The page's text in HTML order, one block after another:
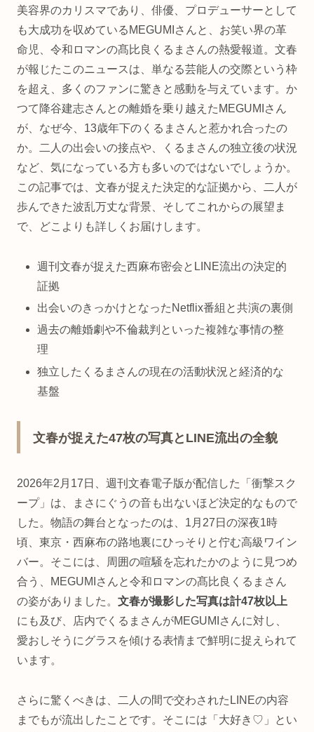
美容界のカリスマであり、俳優、プロデューサーとして
も大成功を収めているMEGUMIさんと、お笑い界の革
命児、令和ロマンの髙比良くるまさんの熱愛報道。文春
が報じたこのニュースは、単なる芸能人の交際という枠
を超え、多くのファンに驚きと感動を与えています。か
つて降谷建志さんとの離婚を乗り越えたMEGUMIさん
が、なぜ今、13歳年下のくるまさんと惹かれ合ったの
か。二人の出会いの接点や、くるまさんの独立後の状況
など、気になっている方も多いのではないでしょうか。
この記事では、文春が捉えた決定的な証拠から、二人が
歩んできた波乱万丈な背景、そしてこれからの展望ま
で、どこよりも詳しくお届けします。
週刊文春が捉えた西麻布密会とLINE流出の決定的
証拠
出会いのきっかけとなったNetflix番組と共演の裏側
過去の離婚劇や不倫裁判といった複雑な事情の整
理
独立したくるまさんの現在の活動状況と経済的な
基盤
文春が捉えた47枚の写真とLINE流出の全貌
2026年2月17日、週刊文春電子版が配信した「衝撃スク
ープ」は、まさにぐうの音も出ないほど決定的なもので
した。物語の舞台となったのは、1月27日の深夜1時
頃、東京・西麻布の路地裏にひっそりと佇む高級ワイン
バー。そこには、周囲の喧騒を忘れたかのように見つめ
合う、MEGUMIさんと令和ロマンの髙比良くるまさん
の姿がありました。 文春が撮影した写真は計47枚以上
にも及び、店内でくるまさんがMEGUMIさんに対し、
愛おしそうにグラスを傾ける表情まで鮮明に捉えられて
います。
さらに驚くべきは、二人の間で交わされたLINEの内容
までもが流出したことです。そこには「大好き♡」とい